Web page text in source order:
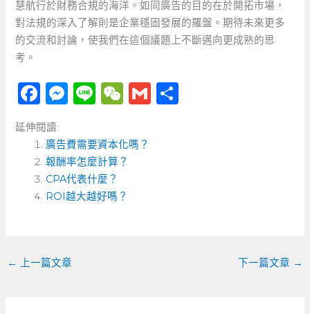
慧航行於財務合規的海洋。如同廣告的目的在於開拓市場，
對法規的深入了解則是企業穩固發展的羅盤。期待未來更多
的交流和討論，使我們在這個議題上不斷邁向更成熟的思
考。
F
a
c
e
b
o
M
ss
e
n
g
Li
e
W
C
h
t
G
延伸閱讀:
廣告費需要資本化嗎？
報酬率怎麼計算？
CPA代表什麼？
ROI越大越好嗎？
← 上一篇文章 下一篇文章 →